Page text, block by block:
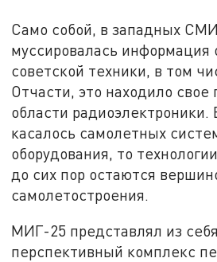
Само собой, в западных
муссировалась информация
советской техники, в том
Отчасти, это находило
области радиоэлектроники.
касалось самолетных
оборудования, то
до сих пор остаются
самолетостроения.
МИГ-25 представлял из
перспективный комплекс